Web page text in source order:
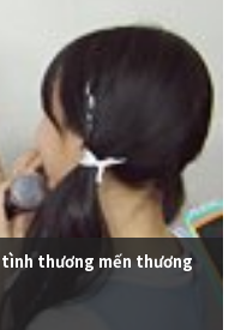
tình thương mến thương